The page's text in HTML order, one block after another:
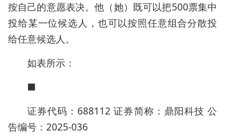
按自己的意愿表决。他（她）既可以把500票集中
投给某一位候选人，也可以按照任意组合分散投
给任意候选人。
如表所示：
■
证券代码：688112 证券简称：鼎阳科技 公
告编号：2025-036